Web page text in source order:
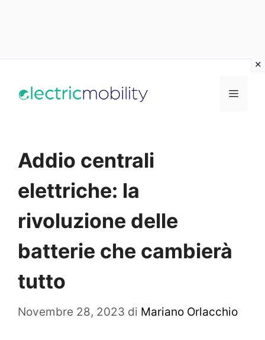
Menu
Addio centrali
elettriche: la
rivoluzione delle
batterie che cambierà
tutto
Novembre 28, 2023 di Mariano Orlacchio